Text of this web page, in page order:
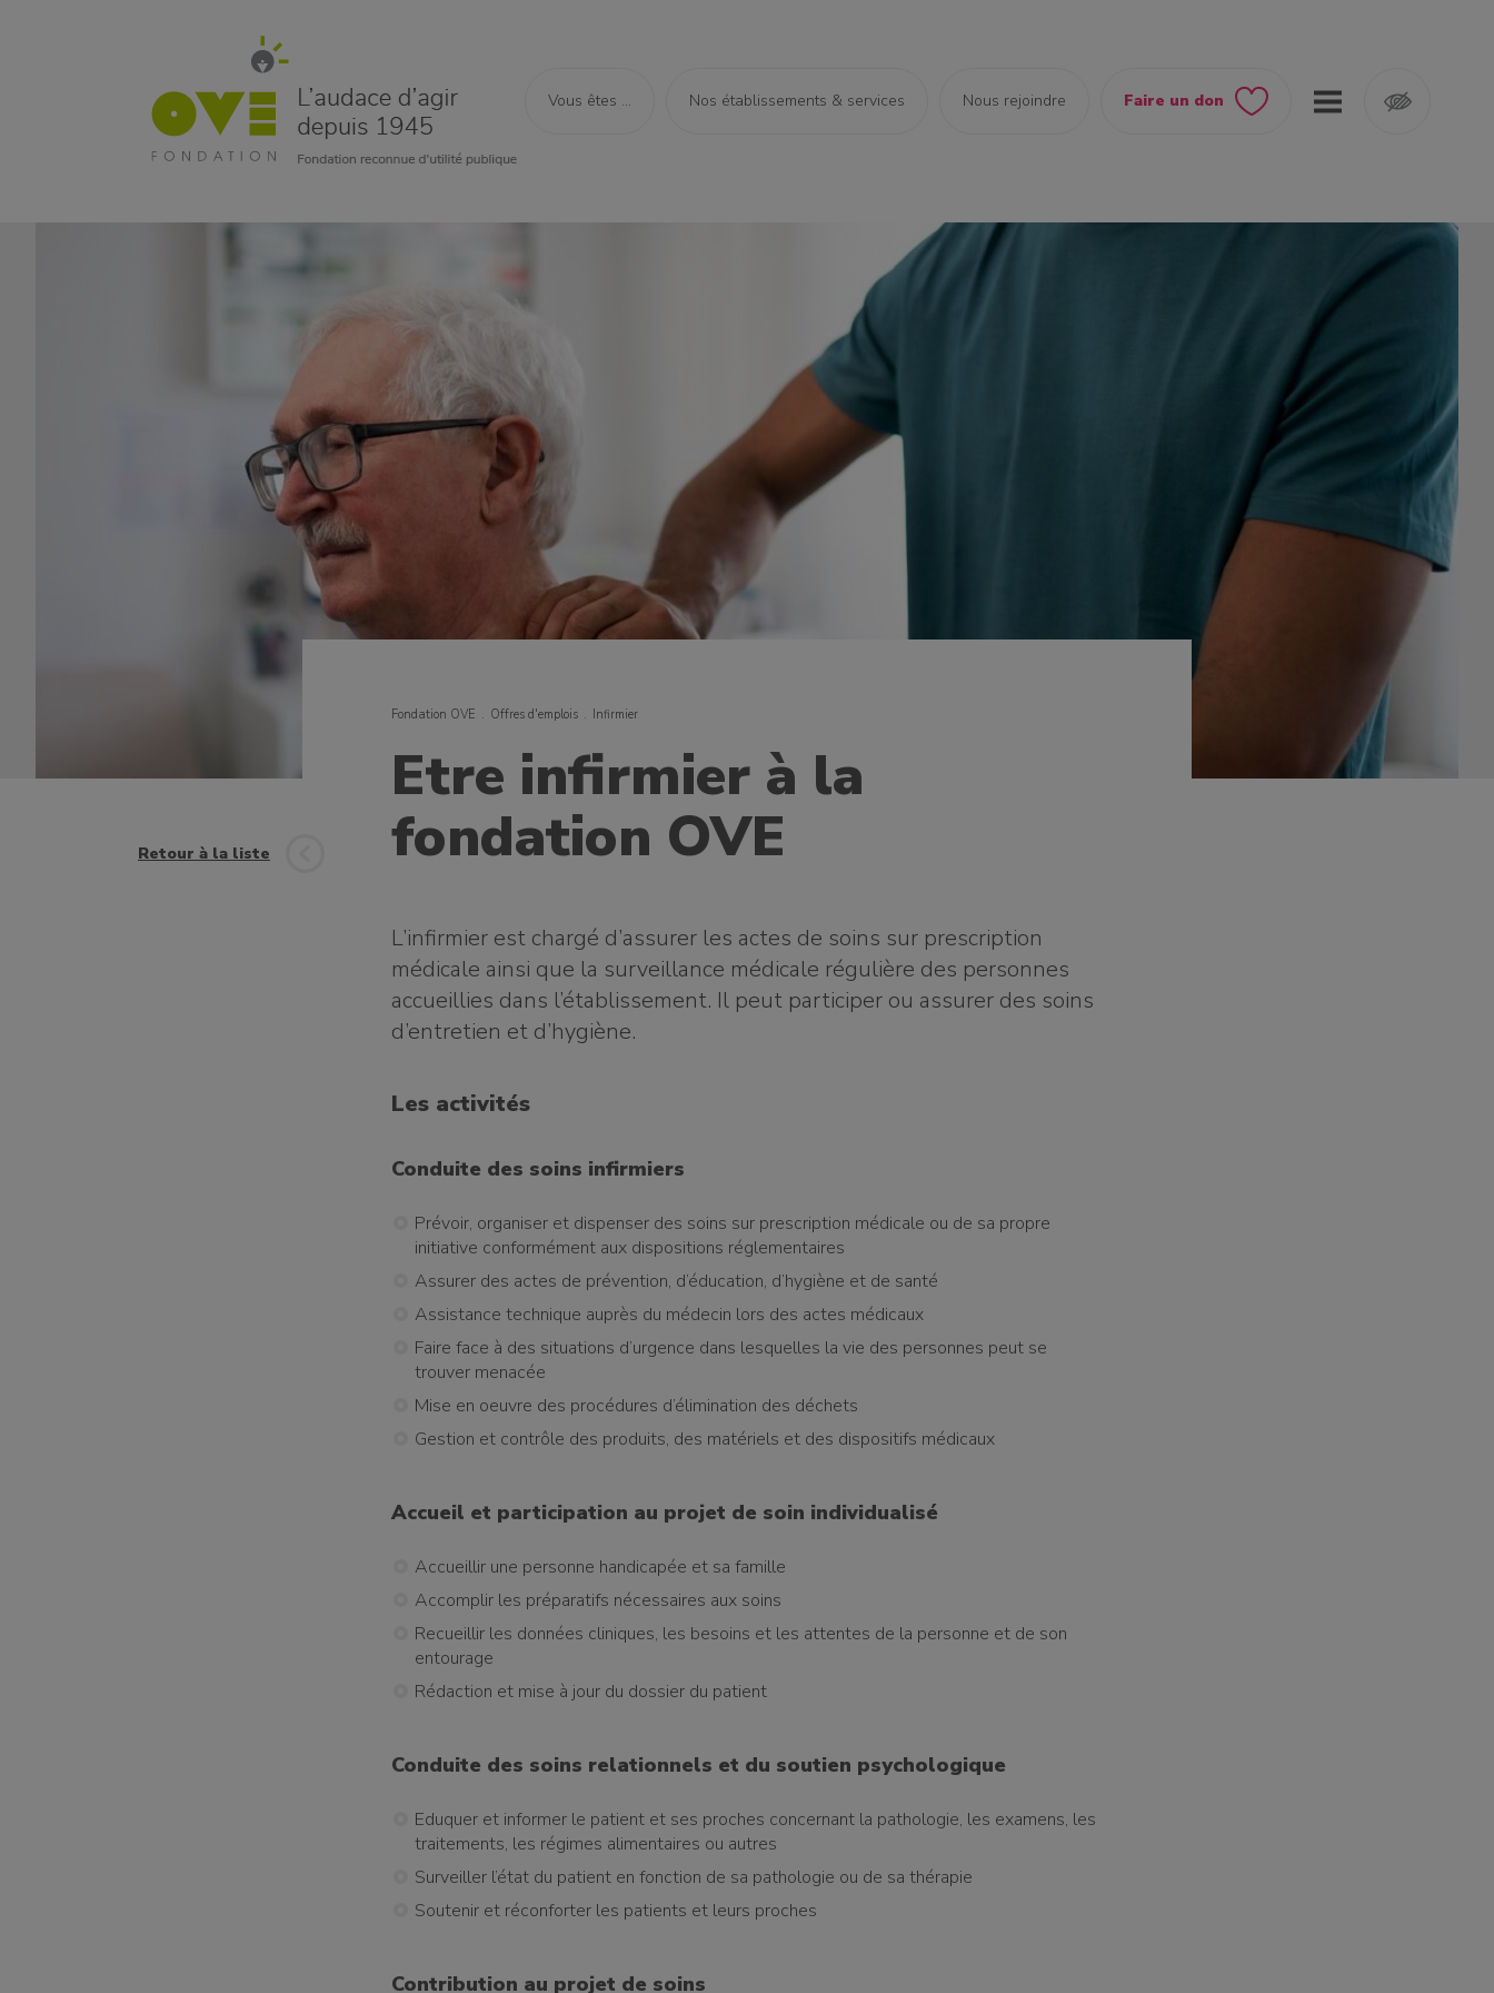
Vous êtes ... Nos établissements & services Nous rejoindre Faire un don
Fondation OVE Offres d'emplois Infirmier
Retour à la liste
Etre infirmier à la
fondation OVE
L’infirmier est chargé d’assurer les actes de soins sur prescription
médicale ainsi que la surveillance médicale régulière des personnes
accueillies dans l’établissement. Il peut participer ou assurer des soins
d’entretien et d’hygiène.
Les activités
Conduite des soins infirmiers
Prévoir, organiser et dispenser des soins sur prescription médicale ou de sa propre
initiative conformément aux dispositions réglementaires
Assurer des actes de prévention, d’éducation, d’hygiène et de santé
Assistance technique auprès du médecin lors des actes médicaux
Faire face à des situations d’urgence dans lesquelles la vie des personnes peut se
trouver menacée
Mise en oeuvre des procédures d’élimination des déchets
Gestion et contrôle des produits, des matériels et des dispositifs médicaux
Accueil et participation au projet de soin individualisé
Accueillir une personne handicapée et sa famille
Accomplir les préparatifs nécessaires aux soins
Recueillir les données cliniques, les besoins et les attentes de la personne et de son
entourage
Rédaction et mise à jour du dossier du patient
Conduite des soins relationnels et du soutien psychologique
Eduquer et informer le patient et ses proches concernant la pathologie, les examens, les
traitements, les régimes alimentaires ou autres
Surveiller l’état du patient en fonction de sa pathologie ou de sa thérapie
Soutenir et réconforter les patients et leurs proches
Contribution au projet de soins